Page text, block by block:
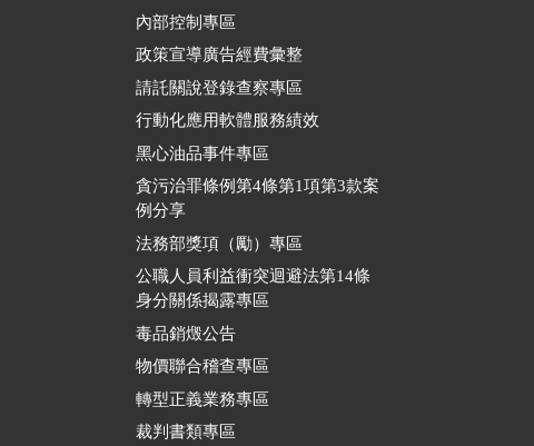
內部控制專區
政策宣導廣告經費彙整
請託關說登錄查察專區
行動化應用軟體服務績效
黑心油品事件專區
貪污治罪條例第4條第1項第3款案
例分享
法務部獎項（勵）專區
公職人員利益衝突迴避法第14條
身分關係揭露專區
毒品銷燬公告
物價聯合稽查專區
轉型正義業務專區
裁判書類專區